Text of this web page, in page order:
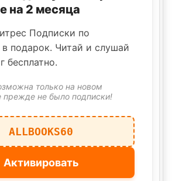
на 2 месяца
Подписки по
подарок. Читай и слушай
бесплатно.
только на новом
прежде не было подписки!
ALLBOOKS60
Активировать